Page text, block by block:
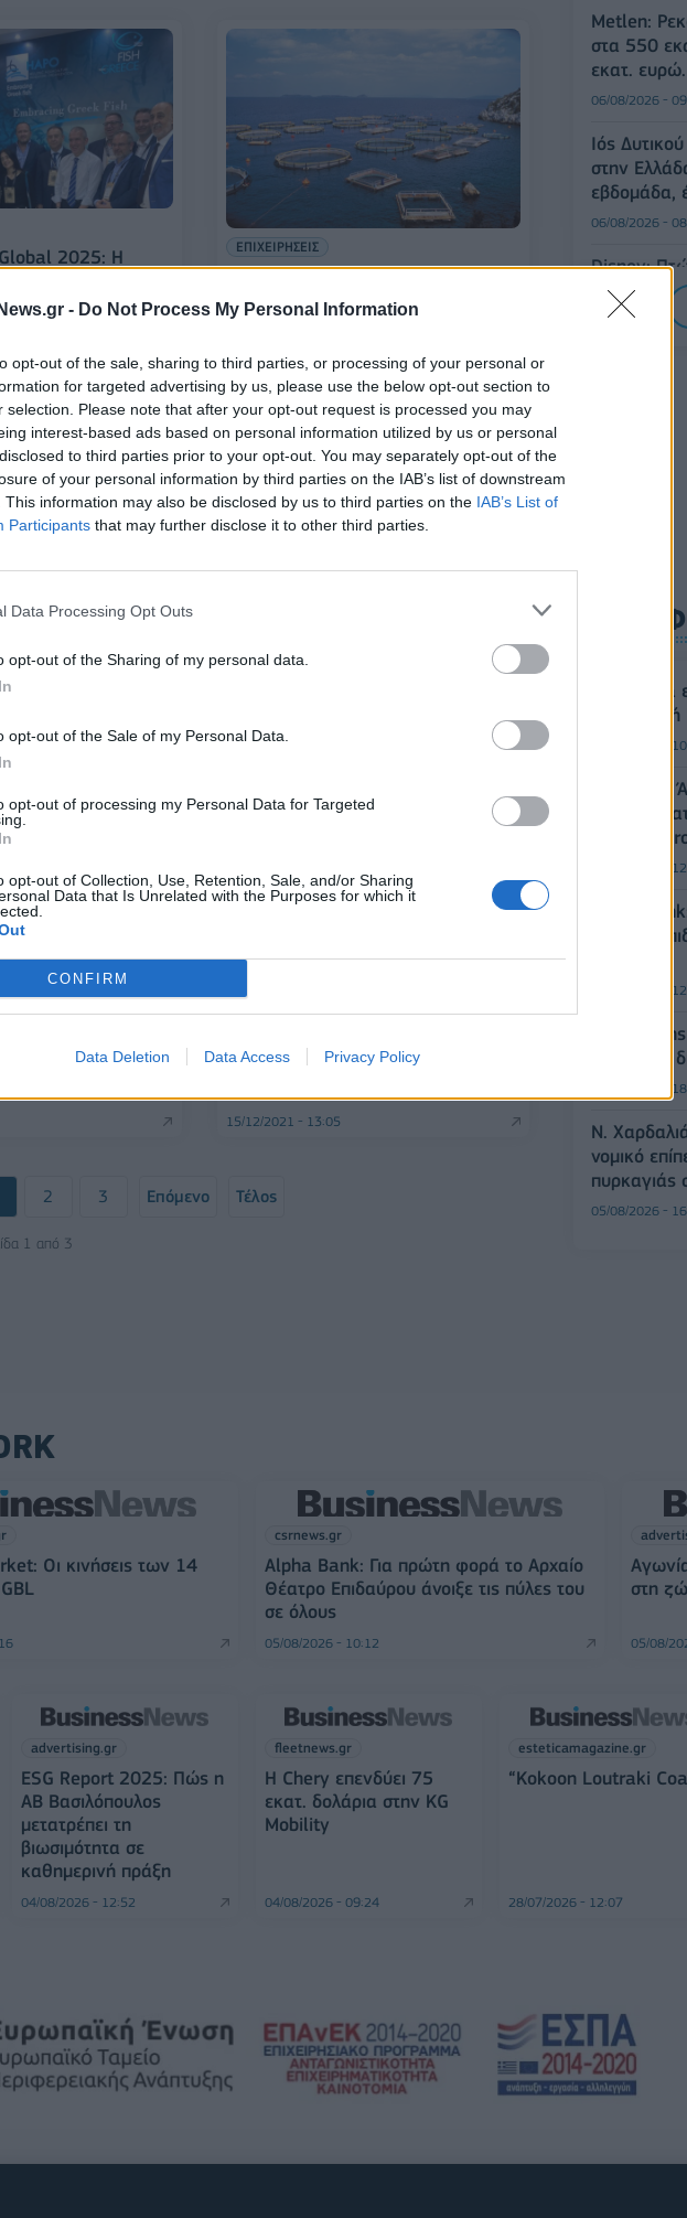
- Do Not Process My Personal Information
opt-out of the sale, sharing to third parties, or processing of your personal or
for targeted advertising by us, please use the below opt-out section to
selection. Please note that after your opt-out request is processed you may
interest-based ads based on personal information utilized by us or personal
to third parties prior to your opt-out. You may separately opt-out of the
of your personal information by third parties on the IAB’s list of downstream
This information may also be disclosed by us to third parties on the IAB’s List of
Participants that may further disclose it to other third parties.
Data Processing Opt Outs
opt-out of the Sharing of my personal data.
opt-out of the Sale of my Personal Data.
opt-out of processing my Personal Data for Targeted
opt-out of Collection, Use, Retention, Sale, and/or Sharing
Data that Is Unrelated with the Purposes for which it
CONFIRM
Data Deletion Data Access Privacy Policy
2025: Η
στην Ευρώπη
ΕΠΙΧΕΙΡΗΣΕΙΣ
"αγκάθι" για τον κλάδο ο
χωροταξικός σχεδιασμός
τις νέες
στην
φέτος
10/04/2023 - 07:42
των εταιρειών του
έντονα για 3η
υπουργικών υποσχέσεων για το
τεράστιο θέμα του χωροταξικού
15/12/2021 - 13:05
2 3 Επόμενο Τέλος
1 από 3
Metlen:
στα 550
εκατ. ευρώ.
06/08/2026 -
Ιός
στην
εβδομάδα,
06/08/2026 -
Disney:
του
06/08/2026 -
Η Vendora
05/08/2026 -
Evergood:
Στα 10
του
05/08/2026 -
Alpha
Θέατρο
05/08/2026 -
Είσοδος
05/08/2026 -
Ν.
νομικό
πυρκαγιάς
05/08/2026 -
Οι κινήσεις των 14
csrnews.gr
Alpha Bank: Για πρώτη φορά το Αρχαίο
Θέατρο Επιδαύρου άνοιξε τις πύλες του
σε όλους
05/08/2026 - 10:12
στη
05/08/
advertising.gr
ESG Report 2025: Πώς η
ΑΒ Βασιλόπουλος
μετατρέπει τη
βιωσιμότητα σε
καθημερινή πράξη
04/08/2026 - 12:52
fleetnews.gr
Η Chery επενδύει 75
εκατ. δολάρια στην KG
Mobility
04/08/2026 - 09:24
esteticamagazine.gr
“Kokoon Loutraki
28/07/2026 - 12:07